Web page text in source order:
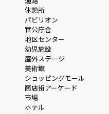
休憩所
パビリオン
官公庁舎
地区センター
幼児施設
屋外ステージ
美術館
ショッピングモール
商店街アーケード
市場
ホテル